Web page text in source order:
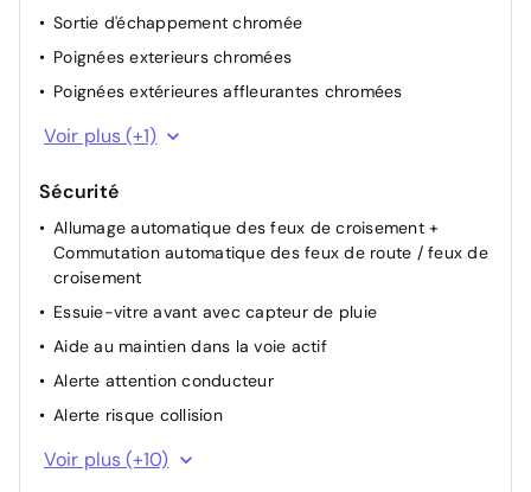
Sortie d'échappement chromée
Poignées exterieurs chromées
Poignées extérieures affleurantes chromées
PC AV+WINGS CH/JUPE+PC AR CC
Voir plus (+1)
Sécurité
Allumage automatique des feux de croisement +
Commutation automatique des feux de route / feux de
croisement
Essuie-vitre avant avec capteur de pluie
Aide au maintien dans la voie actif
Alerte attention conducteur
Alerte risque collision
Surveillance angle mort + Assist changement de voie
Voir plus (+10)